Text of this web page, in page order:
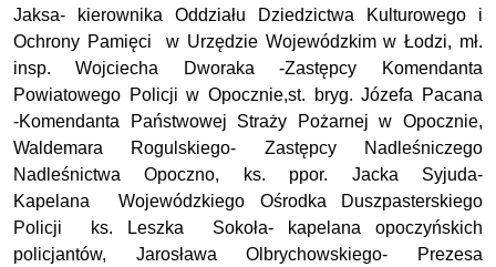
Jaksa- kierownika Oddziału Dziedzictwa Kulturowego i
Ochrony Pamięci w Urzędzie Wojewódzkim w Łodzi, mł.
insp. Wojciecha Dworaka -Zastępcy Komendanta
Powiatowego Policji w Opocznie,st. bryg. Józefa Pacana
-Komendanta Państwowej Straży Pożarnej w Opocznie,
Waldemara Rogulskiego- Zastępcy Nadleśniczego
Nadleśnictwa Opoczno, ks. ppor. Jacka Syjuda-
Kapelana Wojewódzkiego Ośrodka Duszpasterskiego
Policji ks. Leszka Sokoła- kapelana opoczyńskich
policjantów, Jarosława Olbrychowskiego- Prezesa